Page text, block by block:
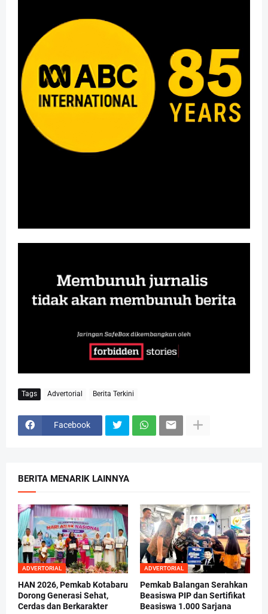
Tags Advertorial Berita Terkini
Facebook
BERITA MENARIK LAINNYA
ADVERTORIAL
HAN 2026, Pemkab Kotabaru
Dorong Generasi Sehat,
Cerdas dan Berkarakter
ADVERTORIAL
Pemkab Balangan Serahkan
Beasiswa PIP dan Sertifikat
Beasiswa 1.000 Sarjana